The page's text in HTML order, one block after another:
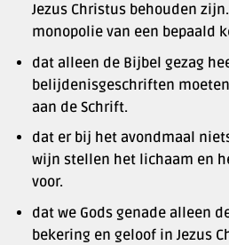
Jezus Christus behouden
monopolie van een bepaald
dat alleen de Bijbel gezag
belijdenisgeschriften
aan de Schrift.
dat er bij het avondmaal
wijn stellen het lichaam en
voor.
dat we Gods genade alleen
bekering en geloof in Jezus